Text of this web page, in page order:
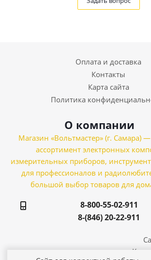
Оплата и доставка
Контакты
Карта сайта
Политика
О компании
Магазин «Вольтмастер» (г. Самара)
ассортимент электронных
измерительных приборов,
для профессионалов и
большой выбор товаров для
8-800-55-02-911
8-(846) 20-22-911